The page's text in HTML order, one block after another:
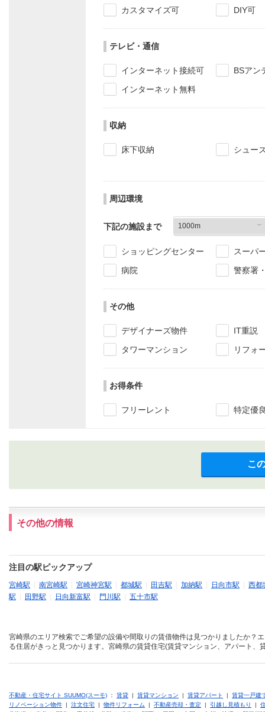
カスタマイズ可 DIY可
テレビ・通信
インターネット接続可
BSアン
インターネット無料
収納
床下収納 シュー
周辺環境
下記の施設まで
ショッピングセンター
スーパ
病院
警察署
その他
デザイナーズ物件
IT重説
タワーマンション
リフォ
お得条件
フリーレント 特定優
こ
その他の情報
注目の駅ピックアップ
宮崎駅 南宮崎駅 宮崎神宮駅 都城駅 田吉駅 加納駅 日向市駅
西都
駅
田野駅 日向新富駅 門川駅 五十市駅
宮崎県のエリア検索でご希望の設備や間取りの賃借物件は見つかりましたか？
る住居がきっと見つかります。宮崎県の賃貸住宅(賃貸マンション、アパート
不動産・住宅サイト SUUMO(スーモ) ： 賃貸 | 賃貸マンション | 賃貸アパート | 賃貸一戸建
リノベーション物件 | 注文住宅 | 物件リフォーム | 不動産売却・査定 | 引越し見積もり |